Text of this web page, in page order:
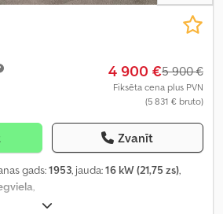
4 900 €5 900 €
Fiksēta cena plus PVN
(5 831 € bruto)
Zvanīt
gads:1953, jauda:16 kW (21,75 zs),
,